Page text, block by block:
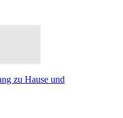
zu Hause und